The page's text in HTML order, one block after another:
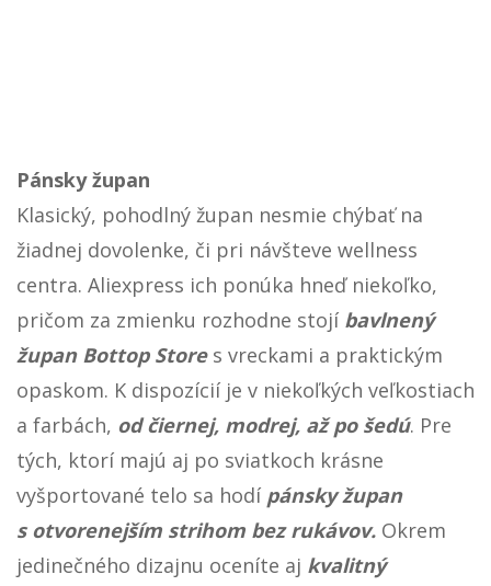
Pánsky župan
Klasický, pohodlný župan nesmie chýbať na
žiadnej dovolenke, či pri návšteve wellness
centra. Aliexpress ich ponúka hneď niekoľko,
pričom za zmienku rozhodne stojí bavlnený
župan Bottop Store s vreckami a praktickým
opaskom. K dispozícií je v niekoľkých veľkostiach
a farbách, od čiernej, modrej, až po šedú. Pre
tých, ktorí majú aj po sviatkoch krásne
vyšportované telo sa hodí pánsky župan
s otvorenejším strihom bez rukávov. Okrem
jedinečného dizajnu oceníte aj kvalitný